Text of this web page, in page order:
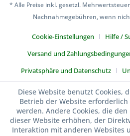
* Alle Preise inkl. gesetzl.
Nachnahmegebühren, wenn
Cookie-Einstellungen Hilfe /
Versand und
Privatsphäre und Datenschutz
Kuen-Sports
Diese Website benutzt Cookies,
Betrieb der Website
werden. Andere Cookies, die
dieser Website erhöhen, der
Interaktion mit anderen Websites